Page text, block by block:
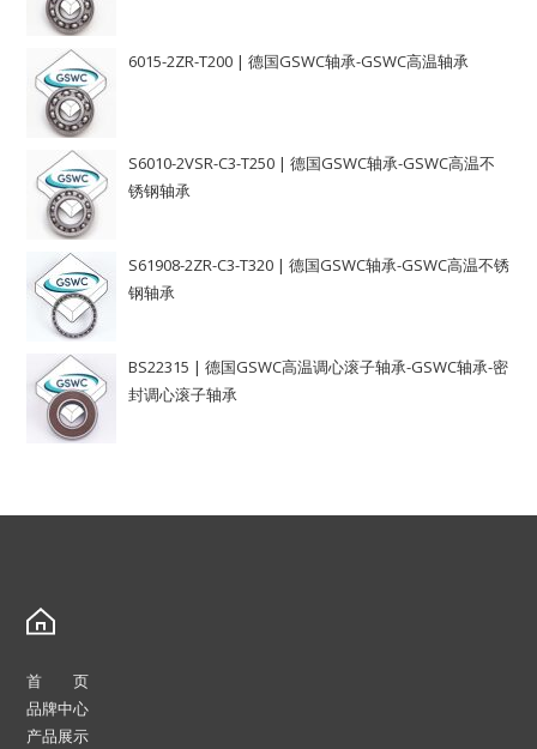
6015-2ZR-T200 | 德国GSWC轴承-GSWC高温轴承
S6010-2VSR-C3-T250 | 德国GSWC轴承-GSWC高温不
锈钢轴承
S61908-2ZR-C3-T320 | 德国GSWC轴承-GSWC高温不锈
钢轴承
BS22315 | 德国GSWC高温调心滚子轴承-GSWC轴承-密
封调心滚子轴承
首 页
品牌中心
产品展示